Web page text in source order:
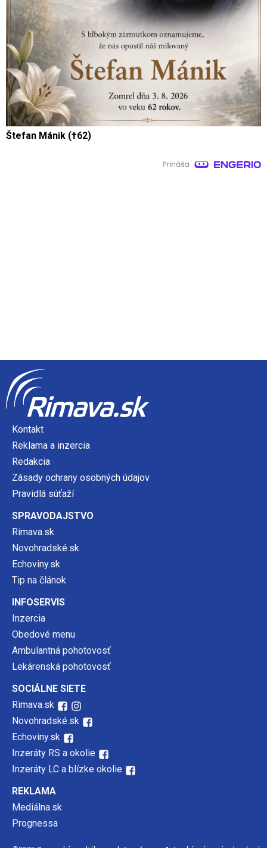
Štefan Mánik (†62)
Kontakt
Reklama a inzercia
Redakcia
Zásady ochrany osobných údajov
Pravidlá súťaží
SPRAVODAJSTVO
Rimava.sk
Novohradské.sk
Echoviny.sk
Tip na článok
INFOSERVIS
Inzercia
Obedové menu
Ambulantná pohotovosť
Lekárenská pohotovosť
SOCIÁLNE SIETE
Rimava.sk
Novohradské.sk
Echoviny.sk
Inzeráty RS a okolie
Inzeráty LC a blízke okolie
REKLAMA
Mediálna.sk
Prognessa